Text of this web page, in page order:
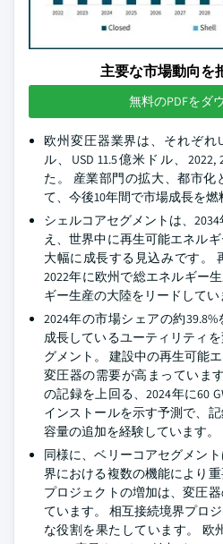
主要な市場動向を
無料のPDFをダ
欧州変圧器業界は、それぞれ
ル、USD 11.5億米ドル、
た。 産業部門の拡大、都市化
て、今後10年間で市場成長を燃
シェルコアセグメントは、
え、世界中に再生可能エネル
大幅に成長する見込みです。
2022年に欧州で総エネルギー
ギー生産の大陸をリードしてい
2024年の市場シェアの約
成長しているユーティリティ
グメント。 建設中の再生可能
変圧器の需要が高まっていま
の記録を上回る、2024年に60
インストールを示す予測で、
容量の追加を経験しています。
同様に、ベリーコアセグメン
界における複数の機能により重
プロジェクトの増加は、変圧
ています。 相互接続境界プロ
な役割を果たしています。 欧